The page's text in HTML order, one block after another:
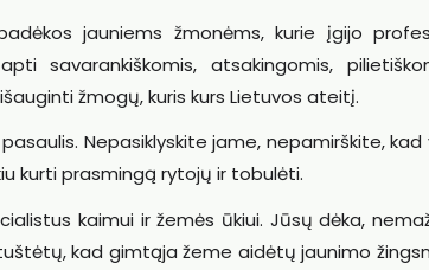
jauniems žmonėms, kurie įgijo
savarankiškomis, atsakingomis,
žmogų, kuris kurs Lietuvos ateitį.
Nepasiklyskite jame, nepamirškite, kad
kurti prasmingą rytojų ir tobulėti.
kaimui ir žemės ūkiui. Jūsų dėka,
kad gimtąja žeme aidėtų jaunimo